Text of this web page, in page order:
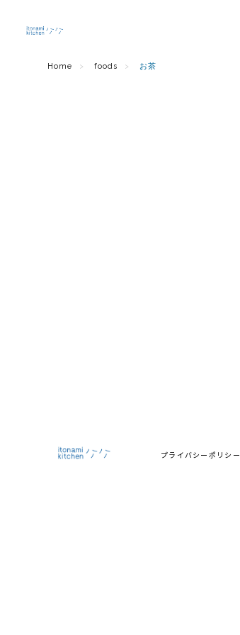
Home foods お茶
プライバシーポリシー